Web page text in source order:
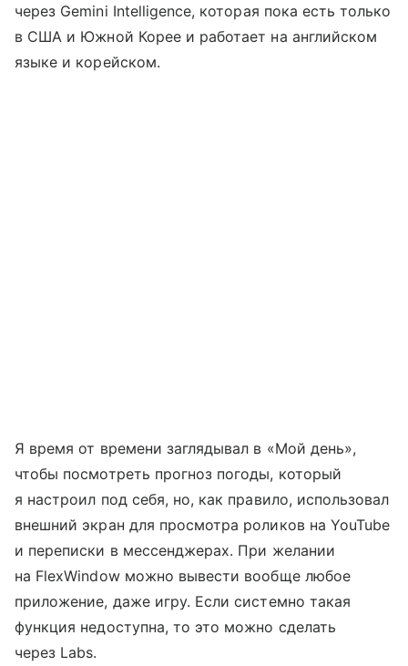
через Gemini Intelligence, которая пока есть только
в США и Южной Корее и работает на английском
языке и корейском.
Я время от времени заглядывал в «Мой день»,
чтобы посмотреть прогноз погоды, который
я настроил под себя, но, как правило, использовал
внешний экран для просмотра роликов на YouTube
и переписки в мессенджерах. При желании
на FlexWindow можно вывести вообще любое
приложение, даже игру. Если системно такая
функция недоступна, то это можно сделать
через Labs.